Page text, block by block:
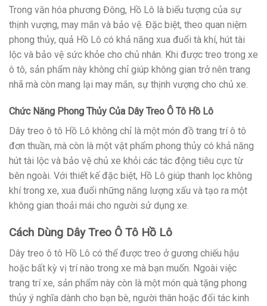
Trong văn hóa phương Đông, Hồ Lô là biểu tượng của sự
thịnh vượng, may mắn và bảo vệ. Đặc biệt, theo quan niệm
phong thủy, quả Hồ Lô có khả năng xua đuổi tà khí, hút tài
lộc và bảo vệ sức khỏe cho chủ nhân. Khi được treo trong xe
ô tô, sản phẩm này không chỉ giúp không gian trở nên trang
nhã mà còn mang lại may mắn, sự thịnh vượng cho chủ xe.
Chức Năng Phong Thủy Của Dây Treo Ô Tô Hồ Lô
Dây treo ô tô Hồ Lô không chỉ là một món đồ trang trí ô tô
đơn thuần, mà còn là một vật phẩm phong thủy có khả năng
hút tài lộc và bảo vệ chủ xe khỏi các tác động tiêu cực từ
bên ngoài. Với thiết kế đặc biệt, Hồ Lô giúp thanh lọc không
khí trong xe, xua đuổi những năng lượng xấu và tạo ra một
không gian thoải mái cho người sử dụng xe.
Cách Dùng Dây Treo Ô Tô Hồ Lô
Dây treo ô tô Hồ Lô có thể được treo ở gương chiếu hậu
hoặc bất kỳ vị trí nào trong xe mà bạn muốn. Ngoài việc
trang trí xe, sản phẩm này còn là một món quà tặng phong
thủy ý nghĩa dành cho bạn bè, người thân hoặc đối tác kinh